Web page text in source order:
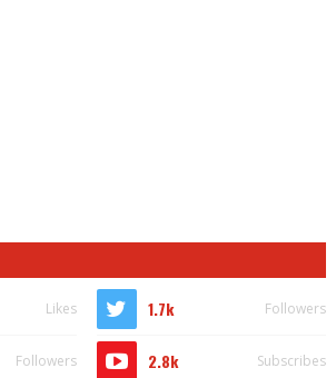
Likes 1.7k Followers
Followers 2.8k Subscribes